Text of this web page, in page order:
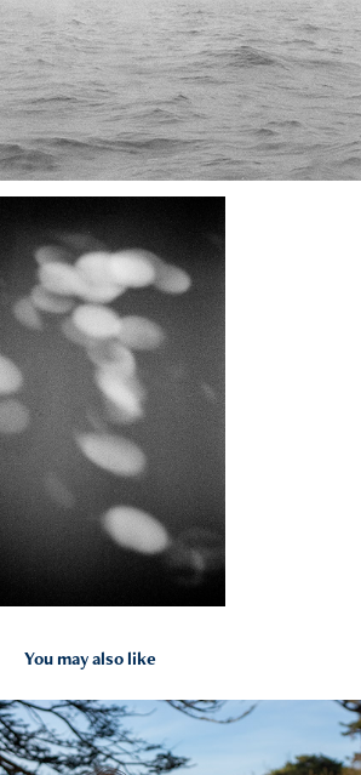
You may also like